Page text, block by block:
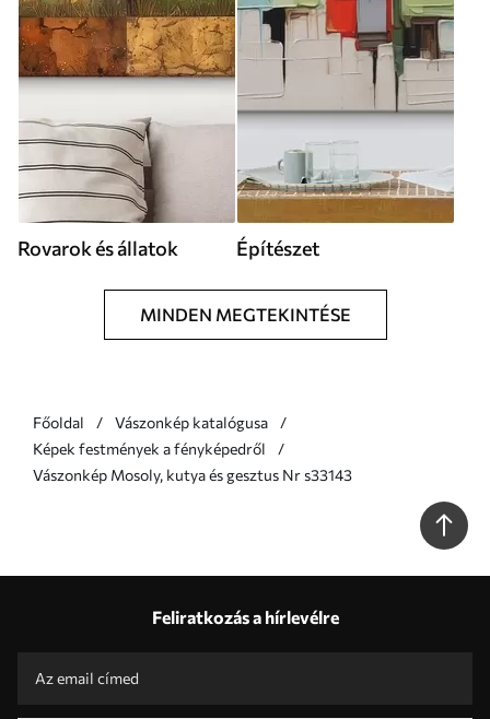
Rovarok és állatok Építészet
MINDEN MEGTEKINTÉSE
Főoldal
Vászonkép katalógusa
Képek festmények a fényképedről
Vászonkép Mosoly, kutya és gesztus Nr s33143
Feliratkozás a hírlevélre